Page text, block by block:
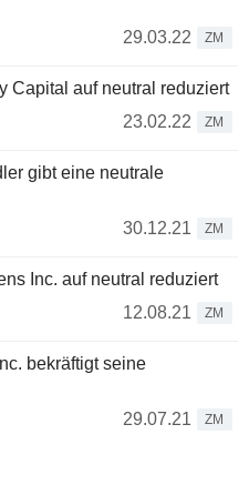
29.03.22
ZM
Capital auf neutral reduziert
23.02.22
ZM
gibt eine neutrale
30.12.21
ZM
Inc. auf neutral reduziert
12.08.21
ZM
bekräftigt seine
29.07.21
ZM